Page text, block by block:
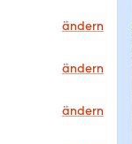
ändern
ändern
ändern